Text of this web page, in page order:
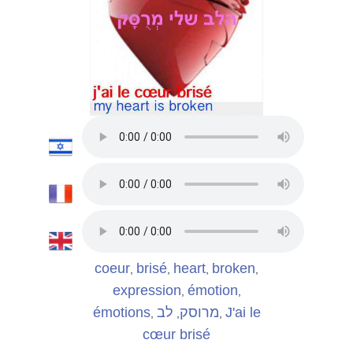
coeur brisé heart broken
expression émotion
émotions, מרוסק לב
J'ai le
cœur brisé